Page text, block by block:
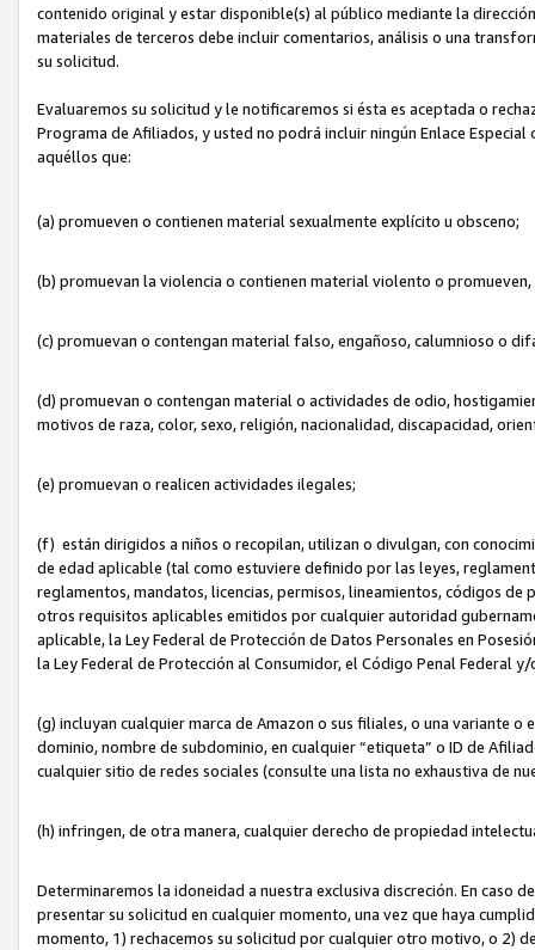
contenido original y estar disponible(s) al público mediante la
materiales de terceros debe incluir comentarios, análisis o una
su solicitud.
Evaluaremos su solicitud y le notificaremos si ésta es aceptada o
Programa de Afiliados, y usted no podrá incluir ningún Enlace
aquéllos que:
(a) promueven o contienen material sexualmente explícito u obsceno;
(b) promuevan la violencia o contienen material violento o
(c) promuevan o contengan material falso, engañoso, calumnioso o
(d) promuevan o contengan material o actividades de odio,
motivos de raza, color, sexo, religión, nacionalidad, discapacidad,
(e) promuevan o realicen actividades ilegales;
(f) están dirigidos a niños o recopilan, utilizan o divulgan, con
de edad aplicable (tal como estuviere definido por las leyes,
reglamentos, mandatos, licencias, permisos, lineamientos, códigos
otros requisitos aplicables emitidos por cualquier autoridad
aplicable, la Ley Federal de Protección de Datos Personales en
la Ley Federal de Protección al Consumidor, el Código Penal Federal
(g) incluyan cualquier marca de Amazon o sus filiales, o una variante
dominio, nombre de subdominio, en cualquier “etiqueta” o ID de
cualquier sitio de redes sociales (consulte una lista no exhaustiva de
(h) infringen, de otra manera, cualquier derecho de propiedad
Determinaremos la idoneidad a nuestra exclusiva discreción. En caso
presentar su solicitud en cualquier momento, una vez que haya
momento, 1) rechacemos su solicitud por cualquier otro motivo, o 2)